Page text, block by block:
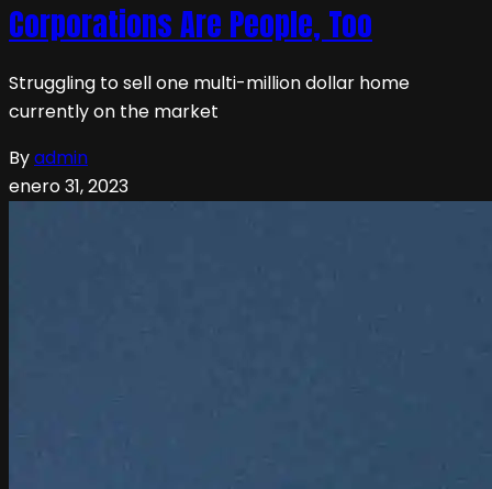
Corporations Are People, Too
Struggling to sell one multi-million dollar home
currently on the market
Byadmin
enero 31, 2023